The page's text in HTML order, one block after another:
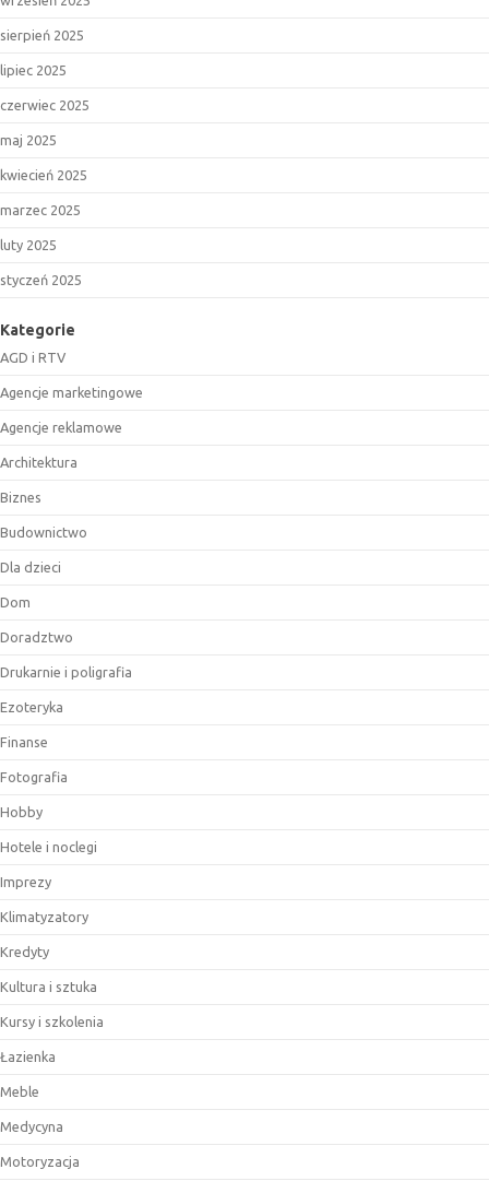
sierpień 2025
lipiec 2025
czerwiec 2025
maj 2025
kwiecień 2025
marzec 2025
luty 2025
styczeń 2025
Kategorie
AGD i RTV
Agencje marketingowe
Agencje reklamowe
Architektura
Biznes
Budownictwo
Dla dzieci
Dom
Doradztwo
Drukarnie i poligrafia
Ezoteryka
Finanse
Fotografia
Hobby
Hotele i noclegi
Imprezy
Klimatyzatory
Kredyty
Kultura i sztuka
Kursy i szkolenia
Łazienka
Meble
Medycyna
Motoryzacja